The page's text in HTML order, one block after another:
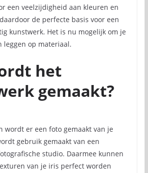
een veelzijdigheid aan kleuren en
de perfecte basis voor een
kunstwerk. Het is nu mogelijk om je
leggen op materiaal.
het
gemaakt?
wordt er een foto gemaakt van je
gebruik gemaakt van een
studio. Daarmee kunnen
van je iris perfect worden